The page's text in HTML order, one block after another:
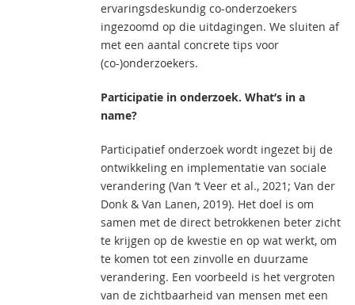
ervaringsdeskundig co-onderzoekers
ingezoomd op die uitdagingen. We sluiten af
met een aantal concrete tips voor
(co-)onderzoekers.
Participatie in onderzoek. What’s in a
name?
Participatief onderzoek wordt ingezet bij de
ontwikkeling en implementatie van sociale
verandering (Van ’t Veer et al., 2021; Van der
Donk & Van Lanen, 2019). Het doel is om
samen met de direct betrokkenen beter zicht
te krijgen op de kwestie en op wat werkt, om
te komen tot een zinvolle en duurzame
verandering. Een voorbeeld is het vergroten
van de zichtbaarheid van mensen met een